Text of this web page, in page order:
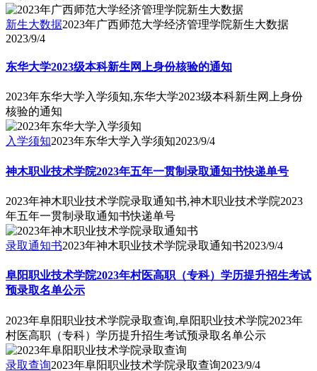
新生大数据2023年广西师范大学经济管理学院新生大数据
2023/9/4
东华大学2023级本科新生网上身份核验的通知
2023年东华大学入学须知,东华大学2023级本科新生网上身份
核验的通知
入学须知2023年东华大学入学须知2023/9/4
神木职业技术学院2023年五年一贯制录取通知书快递单号
2023年神木职业技术学院录取通知书,神木职业技术学院2023
年五年一贯制录取通知书快递单号
录取通知书2023年神木职业技术学院录取通知书2023/9/4
阜阳职业技术学院2023年村医高职（专科）学历提升招生考试
预录取名单公示
2023年阜阳职业技术学院录取查询,阜阳职业技术学院2023年
村医高职（专科）学历提升招生考试预录取名单公示
录取查询2023年阜阳职业技术学院录取查询2023/9/4